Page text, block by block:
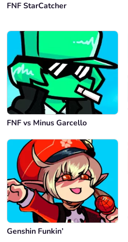
FNF StarCatcher
FNF vs Minus Garcello
Genshin Funkin’